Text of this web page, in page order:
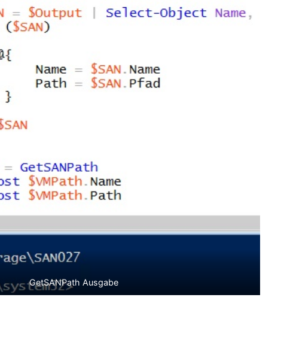
GetSANPath Ausgabe